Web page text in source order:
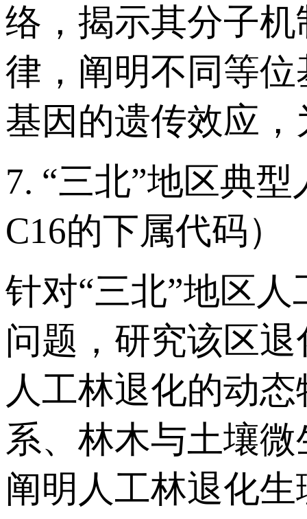
络，揭示其分子
律，阐明不同等
基因的遗传效应
7. “三北”地区典
C16的下属代码）
针对“三北”地区
问题，研究该区
人工林退化的动
系、林木与土壤
阐明人工林退化